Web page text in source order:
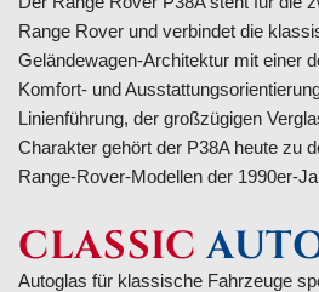
Range Rover und verbindet die
Geländewagen-Architektur mit einer
Komfort- und
Linienführung, der großzügigen
Charakter gehört der P38A heute zu
Range-Rover-Modellen der 1990er-
CLASSIC
Autoglas für klassische Fahrzeuge